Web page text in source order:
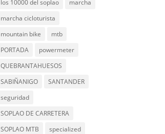
los 10000 del soplao
marcha
marcha cicloturista
mountain bike
mtb
PORTADA
powermeter
QUEBRANTAHUESOS
SABIÑANIGO
SANTANDER
seguridad
SOPLAO DE CARRETERA
SOPLAO MTB
specialized